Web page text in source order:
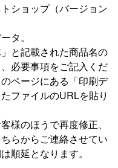
ショップ（バージョン
タ。
と記載された商品名の
必要事項をご記入くだ
ページにある「印刷デ
ファイルのURLを貼り
様のほうで再度修正、
らからご連絡させてい
順延となります。